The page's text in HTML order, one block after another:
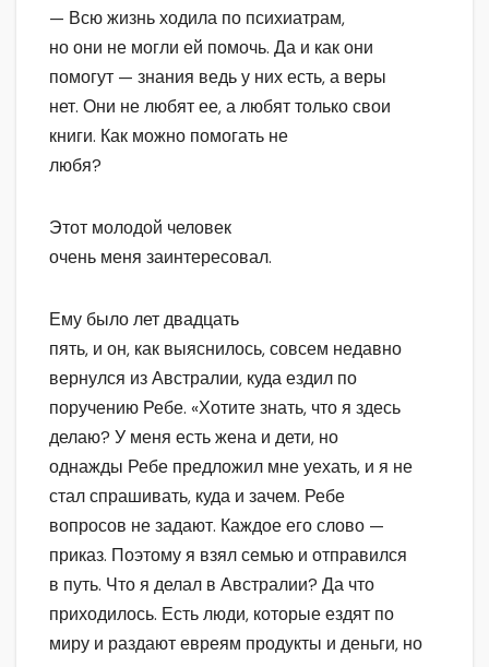
— Всю жизнь ходила по психиатрам,
но они не могли ей помочь. Да и как они
помогут — знания ведь у них есть, а веры
нет. Они не любят ее, а любят только свои
книги. Как можно помогать не
любя?
Этот молодой человек
очень меня заинтересовал.
Ему было лет двадцать
пять, и он, как выяснилось, совсем недавно
вернулся из Австралии, куда ездил по
поручению Ребе. «Хотите знать, что я здесь
делаю? У меня есть жена и дети, но
однажды Ребе предложил мне уехать, и я не
стал спрашивать, куда и зачем. Ребе
вопросов не задают. Каждое его слово —
приказ. Поэтому я взял семью и отправился
в путь. Что я делал в Австралии? Да что
приходилось. Есть люди, которые ездят по
миру и раздают евреям продукты и деньги, но